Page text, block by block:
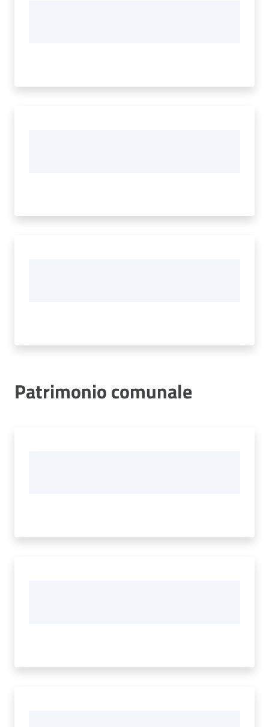
Patrimonio comunale